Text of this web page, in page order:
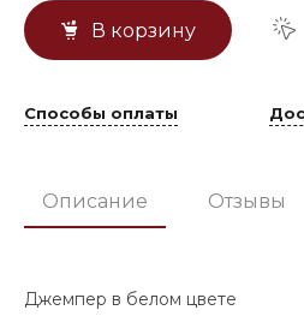
В корзину
Способы оплаты
Описание Отзывы
Джемпер в белом цвете